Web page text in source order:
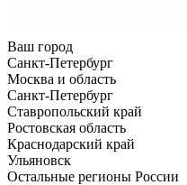
Ваш город
Санкт-Петербург
Москва и область
Санкт-Петербург
Ставропольский край
Ростовская область
Краснодарский край
Ульяновск
Остальные регионы России